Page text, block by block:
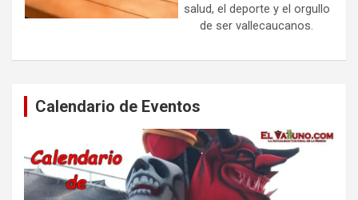
salud, el deporte y el orgullo
de ser vallecaucanos.
Calendario de Eventos